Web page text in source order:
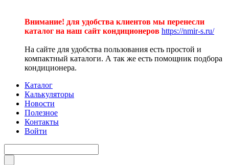
Внимание! для удобства клиентов мы перенесли
каталог на наш сайт кондиционеров https://nmir-s.ru/
На сайте для удобства пользования есть простой и
компактный каталоги. А так же есть помощник подбора
кондиционера.
Каталог
Калькуляторы
Новости
Полезное
Контакты
Войти